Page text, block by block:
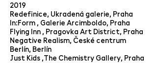
2019
Redefinice, Ukradená galerie, Praha
In:Form , Galerie Arcimboldo, Praha
Flying Inn , Pragovka Art District, Praha
Negative Realism, České centrum
Berlín, Berlín
Just Kids ,The Chemistry Gallery, Praha